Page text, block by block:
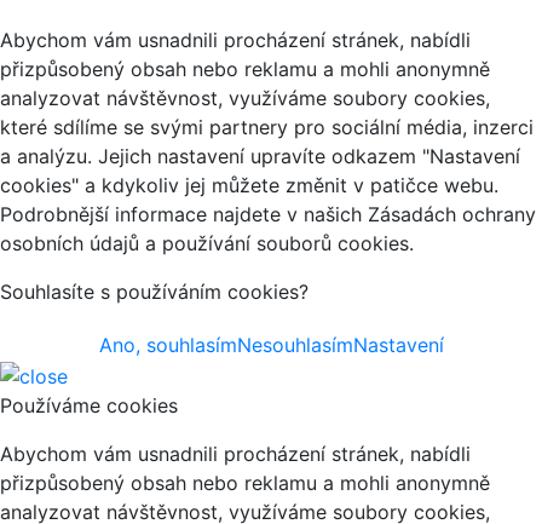
Abychom vám usnadnili procházení stránek, nabídli
přizpůsobený obsah nebo reklamu a mohli anonymně
analyzovat návštěvnost, využíváme soubory cookies,
které sdílíme se svými partnery pro sociální média, inzerci
a analýzu. Jejich nastavení upravíte odkazem "Nastavení
cookies" a kdykoliv jej můžete změnit v patičce webu.
Podrobnější informace najdete v našich Zásadách ochrany
osobních údajů a používání souborů cookies.
Souhlasíte s používáním cookies?
Ano, souhlasímNesouhlasímNastavení
Používáme cookies
Abychom vám usnadnili procházení stránek, nabídli
přizpůsobený obsah nebo reklamu a mohli anonymně
analyzovat návštěvnost, využíváme soubory cookies,